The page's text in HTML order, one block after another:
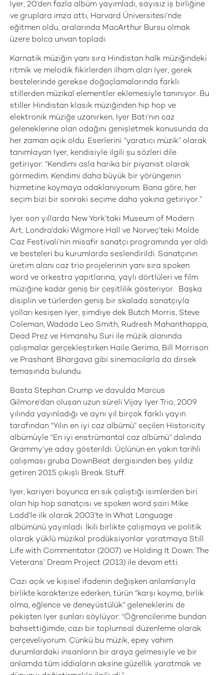
Iyer, 20’den fazla albüm yayımladı, sayısız iş birliğine
ve gruplara imza attı, Harvard Üniversitesi’nde
eğitmen oldu, aralarında MacArthur Bursu olmak
üzere bolca unvan topladı.
Karnatik müziğin yanı sıra Hindistan halk müziğindeki
ritmik ve melodik fikirlerden ilham alan Iyer, gerek
bestelerinde gerekse doğaçlamalarında farklı
stillerden müzikal elementler eklemesiyle tanınıyor. Bu
stiller Hindistan klasik müziğinden hip hop ve
elektronik müziğe uzanırken, Iyer Batı’nın caz
geleneklerine olan odağını genişletmek konusunda da
her zaman açık oldu. Eserlerini “yaratıcı müzik” olarak
tanımlayan Iyer, kendisiyle ilgili şu sözleri dile
getiriyor: “Kendimi asla harika bir piyanist olarak
görmedim. Kendimi daha büyük bir yörüngenin
hizmetine koymaya odaklanıyorum. Bana göre, her
seçim bizi bir sonraki seçime daha yakına getiriyor.”
Iyer son yıllarda New York’taki Museum of Modern
Art, Londra’daki Wigmore Hall ve Norveç’teki Molde
Caz Festivali’nin misafir sanatçı programında yer aldı
ve besteleri bu kurumlarda seslendirildi. Sanatçının
üretim alanı caz trio projelerinin yanı sıra spoken
word ve orkestra yapıtlarına, yaylı dörtlüleri ve film
müziğine kadar geniş bir çeşitlilik gösteriyor. Başka
disiplin ve türlerden geniş bir skalada sanatçıyla
yolları kesişen Iyer, şimdiye dek Butch Morris, Steve
Coleman, Wadada Leo Smith, Rudresh Mahanthappa,
Dead Prez ve Himanshu Suri ile müzik alanında
çalışmalar gerçekleştirken Haile Gerima, Bill Morrison
ve Prashant Bhargava gibi sinemacılarla da dirsek
temasında bulundu.
Basta Stephan Crump ve davulda Marcus
Gilmore’dan oluşan uzun süreli Vijay Iyer Trio, 2009
yılında yayınladığı ve aynı yıl birçok farklı yayın
tarafından “Yılın en iyi caz albümü” seçilen Historicity
albümüyle “En iyi enstrümantal caz albümü” dalında
Grammy’ye aday gösterildi. Üçlünün en yakın tarihli
çalışması gruba DownBeat dergisinden beş yıldız
getiren 2015 çıkışlı Break Stuff.
Iyer, kariyeri boyunca en sık çalıştığı isimlerden biri
olan hip hop sanatçısı ve spoken word şairi Mike
Ladd’le ilk olarak 2003’te In What Language
albümünü yayınladı. İkili birlikte çalışmaya ve politik
olarak yüklü müzikal prodüksiyonlar yaratmaya Still
Life with Commentator (2007) ve Holding It Down: The
Veterans’ Dream Project (2013) ile devam etti.
Cazı açık ve kişisel ifadenin değişken anlamlarıyla
birlikte karakterize ederken, türün “karşı koyma, birlik
olma, eğlence ve deneyüstülük” geleneklerini de
pekişten Iyer şunları söylüyor: “Öğrencilerime bundan
bahsettiğimde, cazı bir toplumsal düzenleme olarak
çerçeveliyorum. Çünkü bu müzik, epey vahim
durumlardaki insanların bir araya gelmesiyle ve bir
anlamda tüm iddiaların aksine güzellik yaratmak ve